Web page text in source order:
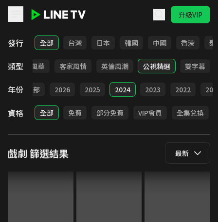
升級VIP
LINE TV - 戲劇
發行 全部 台灣 日本 韓國 中國 香港 泰
類型台語風華 客家風情 英倫風潮 公視精選 雙字幕
年份 全部 2026 2025 2024 2023 2022
資格 全部 免費 部分免費 VIP會員 全集兌換
戲劇 篩選結果 最新